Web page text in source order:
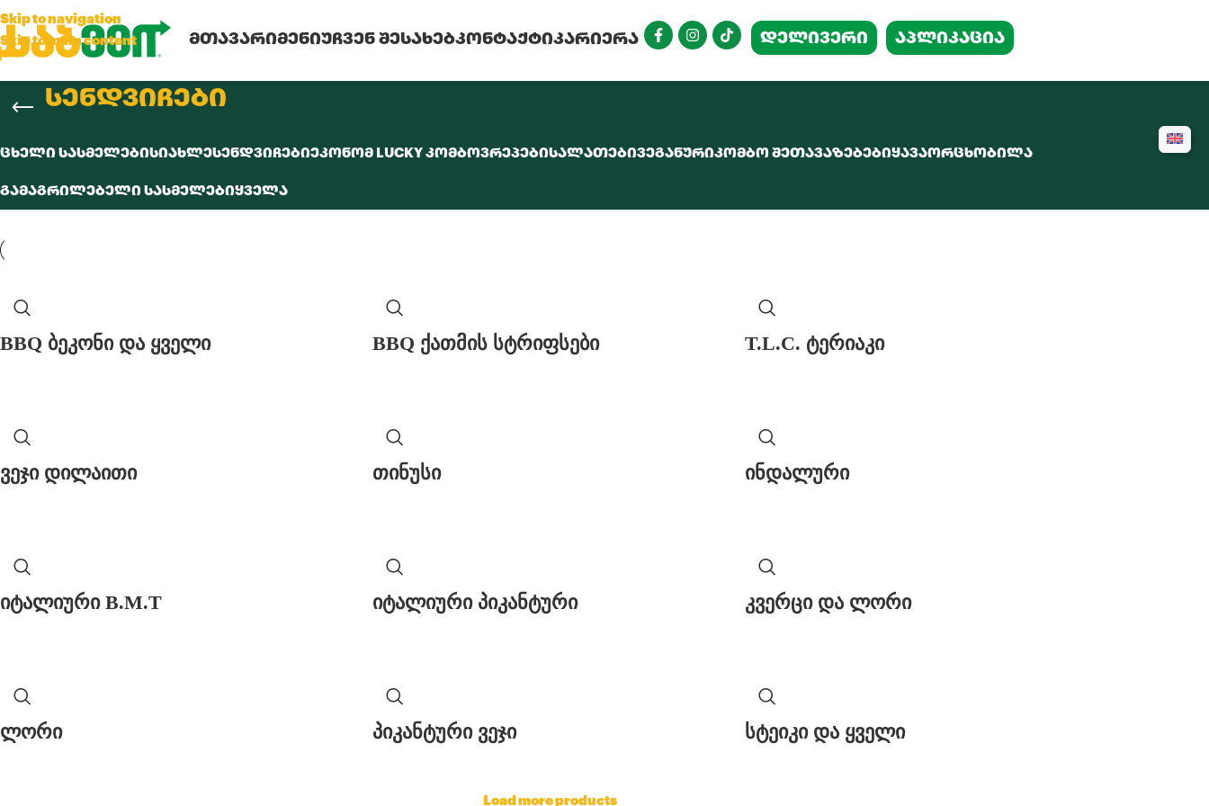
Skip to navigation
Skip to main content
ᲛᲗᲐᲕᲐᲠᲘᲛᲔᲜᲘᲣᲩᲕᲔᲜ ᲨᲔᲡᲐᲮᲔᲑᲙᲝᲜᲢᲐᲥᲢᲘᲙᲐᲠᲘᲔᲠᲐ ᲓᲔᲚᲘᲕᲔᲠᲘ აპლიკაცია
სენდვიჩები
ᲪᲮᲔᲚᲘ ᲡᲐᲡᲛᲔᲚᲔᲑᲘᲡᲘᲐᲮᲚᲔᲡᲔᲜᲓᲕᲘᲩᲔᲑᲘᲔᲙᲝᲜᲝᲛ LUCKY ᲙᲝᲛᲑᲝᲕᲠᲔᲞᲔᲑᲘᲡᲐᲚᲐᲗᲔᲑᲘᲕᲔᲒᲐᲜᲣᲠᲘᲙᲝᲛᲑᲝ ᲨᲔᲗᲐᲕᲐᲖᲔᲑᲔᲑᲘᲧᲐᲕᲐᲝᲠᲪᲮᲝᲑᲘᲚᲐ
ᲒᲐᲛᲐᲒᲠᲘᲚᲔᲑᲔᲚᲘ ᲡᲐᲡᲛᲔᲚᲔᲑᲘᲧᲕᲔᲚᲐ
BBQ ბეკონი და ყველი BBQ ქათმის სტრიფსები T.L.C. ტერიაკი
ვეჯი დილაითი თინუსი ინდალური
იტალიური B.M.T იტალიური პიკანტური კვერცი და ლორი
ლორი პიკანტური ვეჯი სტეიკი და ყველი
Load more products